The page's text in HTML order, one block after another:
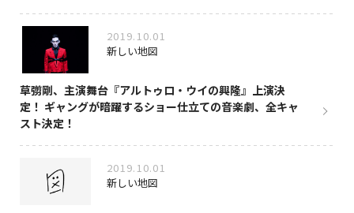
お問い合わせ
メールマガジン登録/解除
2019.10.01
新しい地図
草彅剛、主演舞台『アルトゥロ・ウイの興隆』上演決
定！ ギャングが暗躍するショー仕立ての音楽劇、全キャ
スト決定！
2019.10.01
新しい地図